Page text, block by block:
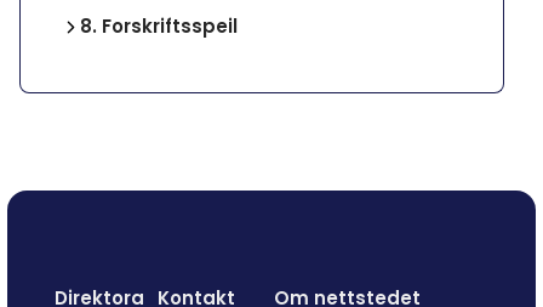
8. Forskriftsspeil
Direktora Kontakt Om nettstedet